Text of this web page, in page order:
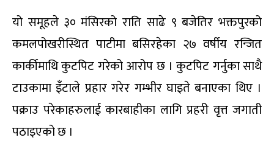
यो समूहले ३० मंसिरको राति साढे ९ बजेतिर भक्तपुरको
कमलपोखरीस्थित पाटीमा बसिरहेका २७ वर्षीय रन्जित
कार्कीमाथि कुटपिट गरेको आरोप छ । कुटपिट गर्नुका साथै
टाउकामा इँटाले प्रहार गरेर गम्भीर घाइते बनाएका थिए ।
पक्राउ परेकाहरुलाई कारबाहीका लागि प्रहरी वृत्त जगाती
पठाइएको छ ।